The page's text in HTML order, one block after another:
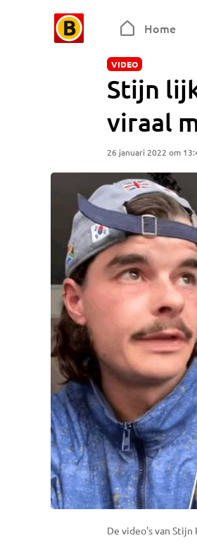
Home
VIDEO
Stijn
viraal
26 januari 2022 om
De video's van Stijn